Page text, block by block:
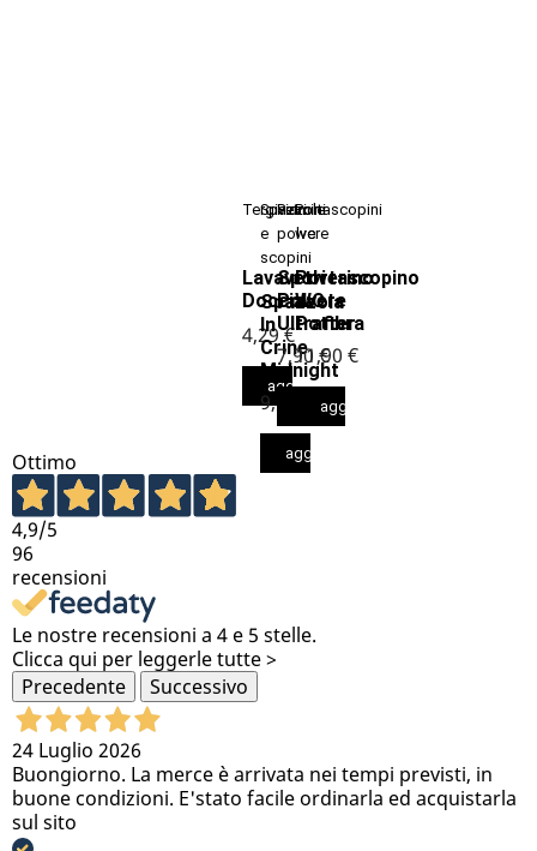
Tergivetri
Lavavetri
Doccia
4,29 €
aggiungi al carrello
Spazzole
e
scopini
Spazzola
In
Crine
Midnight
9,90 €
aggiungi al carrello
Piumini
polvere
Spolverino
Polvere
Ultrafibra
7,90 €
aggiungi al carrello
Portascopini
wc
Portascopino
WC
Potter
11,90 €
aggiungi al carrello
Ottimo
4,9/5
96
recensioni
Le nostre recensioni a 4 e 5 stelle.
Clicca qui per leggerle tutte >
Precedente
Successivo
24 Luglio 2026
Buongiorno. La merce è arrivata nei tempi previsti, in
buone condizioni. E'stato facile ordinarla ed acquistarla
sul sito